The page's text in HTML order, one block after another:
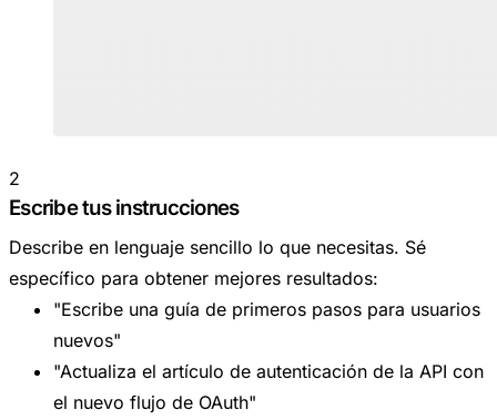
2
Escribe tus instrucciones
Describe en lenguaje sencillo lo que necesitas. Sé
específico para obtener mejores resultados:
"Escribe una guía de primeros pasos para usuarios
nuevos"
"Actualiza el artículo de autenticación de la API con
el nuevo flujo de OAuth"